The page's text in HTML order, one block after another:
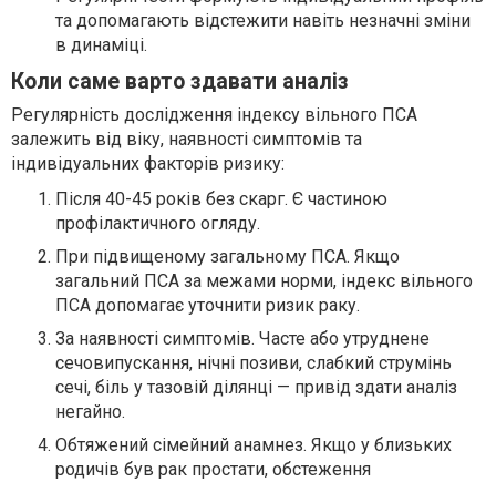
та допомагають відстежити навіть незначні зміни
в динаміці.
Коли саме варто здавати аналіз
Регулярність дослідження індексу вільного ПСА
залежить від віку, наявності симптомів та
індивідуальних факторів ризику:
Після 40-45 років без скарг. Є частиною
профілактичного огляду.
При підвищеному загальному ПСА. Якщо
загальний ПСА за межами норми, індекс вільного
ПСА допомагає уточнити ризик раку.
За наявності симптомів. Часте або утруднене
сечовипускання, нічні позиви, слабкий струмінь
сечі, біль у тазовій ділянці — привід здати аналіз
негайно.
Обтяжений сімейний анамнез. Якщо у близьких
родичів був рак простати, обстеження